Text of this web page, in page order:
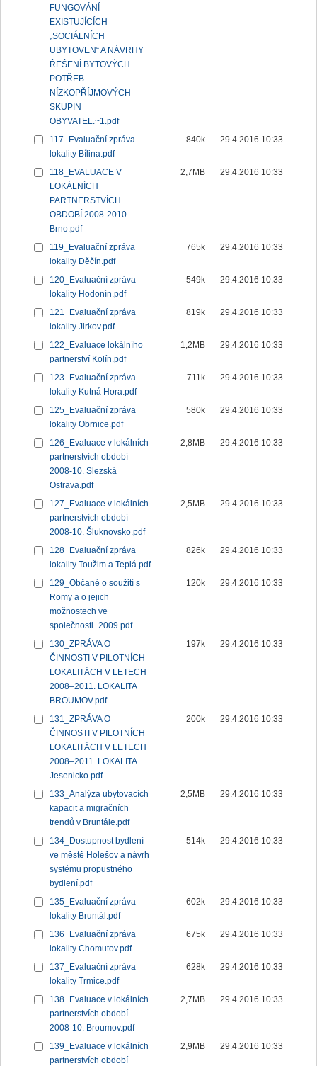
FUNGOVÁNÍ
EXISTUJÍCÍCH
„SOCIÁLNÍCH
UBYTOVEN“ A NÁVRHY
ŘEŠENÍ BYTOVÝCH
POTŘEB
NÍZKOPŘÍJMOVÝCH
SKUPIN
OBYVATEL.~1.pdf
117_Evaluační zpráva
lokality Bílina.pdf
840k 29.4.2016 10:33
118_EVALUACE V
LOKÁLNÍCH
PARTNERSTVÍCH
OBDOBÍ 2008-2010.
Brno.pdf
2,7MB 29.4.2016 10:33
119_Evaluační zpráva
lokality Děčín.pdf
765k 29.4.2016 10:33
120_Evaluační zpráva
lokality Hodonín.pdf
549k 29.4.2016 10:33
121_Evaluační zpráva
lokality Jirkov.pdf
819k 29.4.2016 10:33
122_Evaluace lokálního
partnerství Kolín.pdf
1,2MB 29.4.2016 10:33
123_Evaluační zpráva
lokality Kutná Hora.pdf
711k 29.4.2016 10:33
125_Evaluační zpráva
lokality Obrnice.pdf
580k 29.4.2016 10:33
126_Evaluace v lokálních
partnerstvích období
2008-10. Slezská
Ostrava.pdf
2,8MB 29.4.2016 10:33
127_Evaluace v lokálních
partnerstvích období
2008-10. Šluknovsko.pdf
2,5MB 29.4.2016 10:33
128_Evaluační zpráva
lokality Toužim a Teplá.pdf
826k 29.4.2016 10:33
129_Občané o soužití s
Romy a o jejich
možnostech ve
společnosti_2009.pdf
120k 29.4.2016 10:33
130_ZPRÁVA O
ČINNOSTI V PILOTNÍCH
LOKALITÁCH V LETECH
2008–2011. LOKALITA
BROUMOV.pdf
197k 29.4.2016 10:33
131_ZPRÁVA O
ČINNOSTI V PILOTNÍCH
LOKALITÁCH V LETECH
2008–2011. LOKALITA
Jesenicko.pdf
200k 29.4.2016 10:33
133_Analýza ubytovacích
kapacit a migračních
trendů v Bruntále.pdf
2,5MB 29.4.2016 10:33
134_Dostupnost bydlení
ve městě Holešov a návrh
systému propustného
bydlení.pdf
514k 29.4.2016 10:33
135_Evaluační zpráva
lokality Bruntál.pdf
602k 29.4.2016 10:33
136_Evaluační zpráva
lokality Chomutov.pdf
675k 29.4.2016 10:33
137_Evaluační zpráva
lokality Trmice.pdf
628k 29.4.2016 10:33
138_Evaluace v lokálních
partnerstvích období
2008-10. Broumov.pdf
2,7MB 29.4.2016 10:33
139_Evaluace v lokálních
partnerstvích období
2,9MB 29.4.2016 10:33